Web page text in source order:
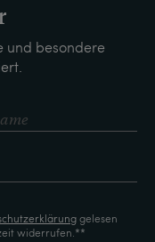
und besondere
gelesen
widerrufen.**